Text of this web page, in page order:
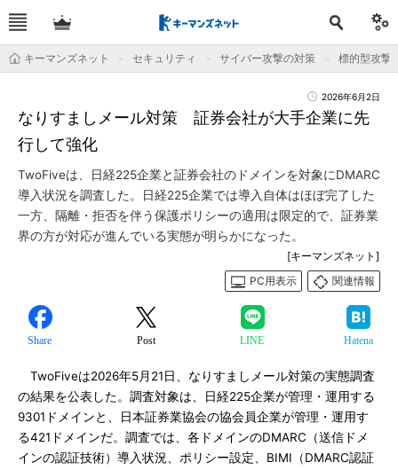
キーマンズネット セキュリティ サイバー攻撃の対策 標的型攻撃
2026年6月2日
なりすましメール対策 証券会社が大手企業に先
行して強化
TwoFiveは、日経225企業と証券会社のドメインを対象にDMARC
導入状況を調査した。日経225企業では導入自体はほぼ完了した
一方、隔離・拒否を伴う保護ポリシーの適用は限定的で、証券業
界の方が対応が進んでいる実態が明らかになった。
[キーマンズネット]
PC用表示
関連情報
Share Post LINE Hatena
TwoFiveは2026年5月21日、なりすましメール対策の実態調査
の結果を公表した。調査対象は、日経225企業が管理・運用する
9301ドメインと、日本証券業協会の協会員企業が管理・運用す
る421ドメインだ。調査では、各ドメインのDMARC（送信ドメ
インの認証技術）導入状況、ポリシー設定、BIMI（DMARC認証